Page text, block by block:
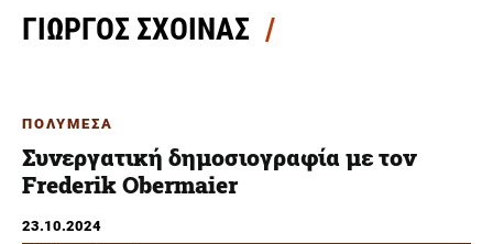
content
ΓΙΩΡΓΟΣ ΣΧΟΙΝΑΣ
ΠΟΛΥΜΕΣΑ
Συνεργατική δημοσιογραφία με τον
Frederik Obermaier
23.10.2024